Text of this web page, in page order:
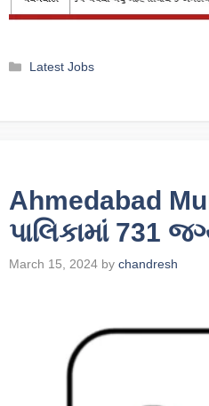
Categories
Latest Jobs
Ahmedabad
પાલિકામાં 731
March 15, 2024 by chandresh